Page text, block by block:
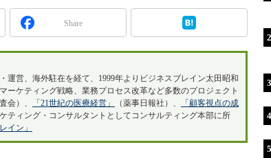
Share
営、海外駐在を経て、1999年よりビジネスブレイン太田昭和
ーケティング戦略、業務プロセス改革など多数のプロジェクト
会）、 「21世紀の医療経営」 （薬事日報社）、
「顧客視点の成
ティング・コンサルタントとしてコンサルティング本部に所
イン」